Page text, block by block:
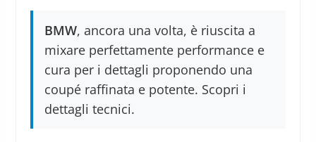
BMW, ancora una volta, è riuscita a
mixare perfettamente performance e
cura per i dettagli proponendo una
coupé raffinata e potente. Scopri i
dettagli tecnici.